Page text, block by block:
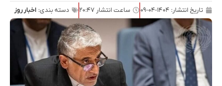
تاریخ انتشار: ۱۴۰۴-۰۴-۰۹ ساعت انتشار ۲۰:۴۷ دسته بندی: اخبار روز